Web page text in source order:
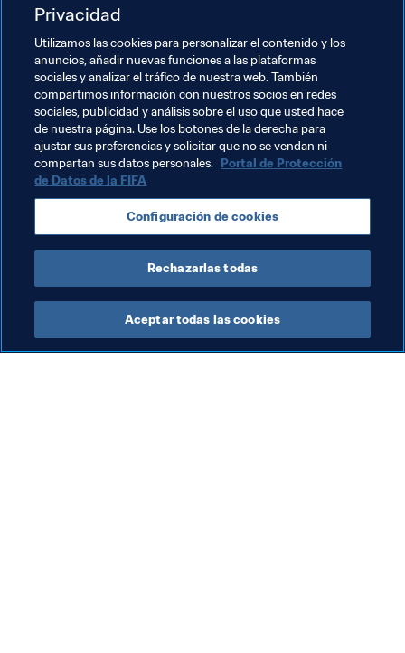
¿Quiénes han sido los mejores delanteros que ha visto
Ronaldo, Neymar, Robinho y mi ídolo Cristiano Ronaldo.
Firmino y Gabriel Jesús también son grandes jugadores,
y fue un placer estar con ellos en la Seleção y verlos
jugar.
Temas relacionados
Brazil Italy
Privacidad
Utilizamos las cookies para personalizar el contenido y los
anuncios, añadir nuevas funciones a las plataformas
sociales y analizar el tráfico de nuestra web. También
compartimos información con nuestros socios en redes
sociales, publicidad y análisis sobre el uso que usted hace
de nuestra página. Use los botones de la derecha para
ajustar sus preferencias y solicitar que no se vendan ni
compartan sus datos personales. Portal de Protección
de Datos de la FIFA
Configuración de cookies
Rechazarlas todas
Aceptar todas las cookies